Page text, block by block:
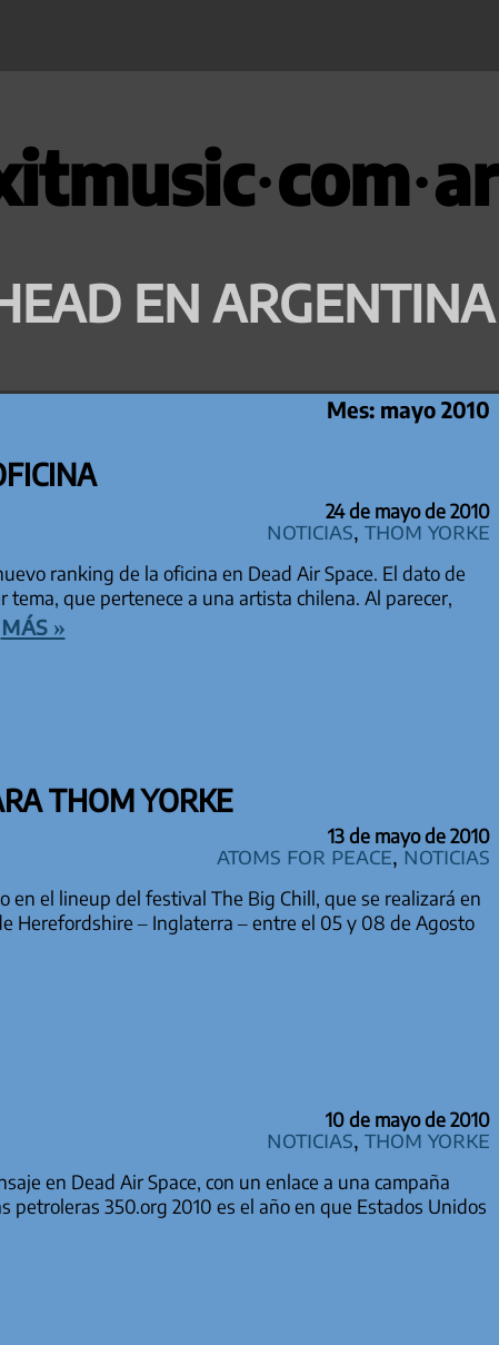
EN ARGENTINA
Mes: mayo 2010
24 de mayo de 2010
Noticias Thom Yorke
ranking de la oficina en Dead Air Space. El dato de
tema, que pertenece a una artista chilena. Al parecer,
más »
THOM YORKE
13 de mayo de 2010
Atoms for Peace ,Noticias
en el lineup del festival The Big Chill, que se realizará en
Herefordshire – Inglaterra – entre el 05 y 08 de Agosto
10 de mayo de 2010
Noticias Thom Yorke
en Dead Air Space, con un enlace a una campaña
petroleras 350.org 2010 es el año en que Estados Unidos